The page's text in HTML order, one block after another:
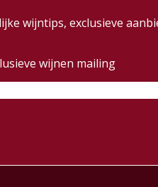
wijntips, exclusieve
wijnen mailing